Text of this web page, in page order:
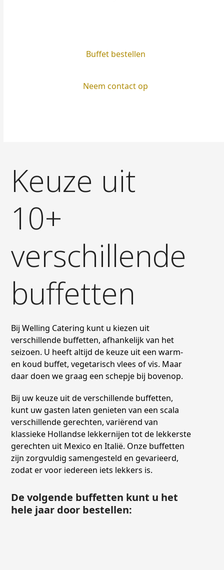
Buffet bestellen
Neem contact op
Keuze uit
10+
verschillende
buffetten
Bij Welling Catering kunt u kiezen uit
verschillende buffetten, afhankelijk van het
seizoen. U heeft altijd de keuze uit een warm-
en koud buffet, vegetarisch vlees of vis. Maar
daar doen we graag een schepje bij bovenop.
Bij uw keuze uit de verschillende buffetten,
kunt uw gasten laten genieten van een scala
verschillende gerechten, variërend van
klassieke Hollandse lekkernijen tot de lekkerste
gerechten uit Mexico en Italië. Onze buffetten
zijn zorgvuldig samengesteld en gevarieerd,
zodat er voor iedereen iets lekkers is.
De volgende buffetten kunt u het
hele jaar door bestellen: